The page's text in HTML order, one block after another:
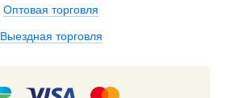
Оптовая торговля
Выездная торговля